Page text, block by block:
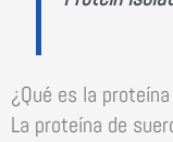
¿Qué es la
La proteína de